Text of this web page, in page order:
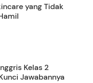
yang Tidak
Kelas 2
Jawabannya